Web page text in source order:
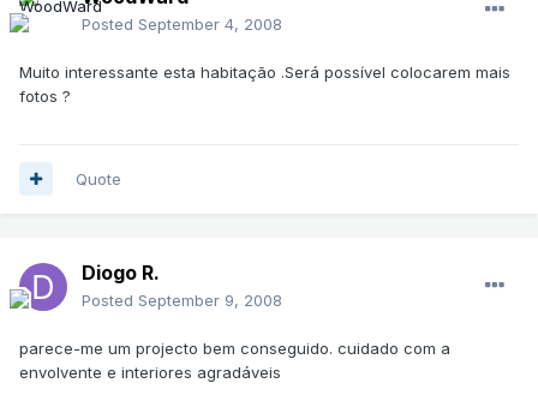
Posted September 4, 2008
Muito interessante esta habitação .Será possível colocarem mais
fotos ?
Quote
Diogo R.
Posted September 9, 2008
parece-me um projecto bem conseguido. cuidado com a
envolvente e interiores agradáveis